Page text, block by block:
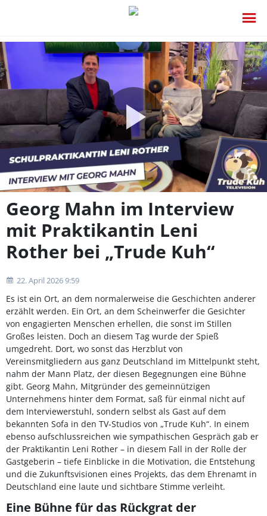
Video
Georg Mahn im Interview
mit Praktikantin Leni
Rother bei „Trude Kuh“
22. April 2026 9:59
Es ist ein Ort, an dem normalerweise die Geschichten anderer
erzählt werden. Ein Ort, an dem Scheinwerfer die Gesichter
von engagierten Menschen erhellen, die sonst im Stillen
Großes leisten. Doch an diesem Tag wurde der Spieß
umgedreht. Dort, wo sonst das Herzblut von
Vereinsmitgliedern aus ganz Deutschland im Mittelpunkt steht,
nahm der Mann Platz, der diesen Begegnungen eine Bühne
gibt. Georg Mahn, Mitgründer des gemeinnützigen
Unternehmens hinter dem Format, saß für einmal nicht auf
dem Interviewerstuhl, sondern selbst als Gast auf dem
bekannten Sofa in den TV-Studios von „Trude Kuh“. In einem
ebenso aufschlussreichen wie sympathischen Gespräch gab er
der Praktikantin Leni Rother – in diesem Fall in der Rolle der
Gastgeberin – tiefe Einblicke in die Motivation, die Entstehung
und die Zukunftsvisionen eines Projekts, das dem Ehrenamt in
Deutschland eine laute und sichtbare Stimme verleiht.
Eine Bühne für das Rückgrat der